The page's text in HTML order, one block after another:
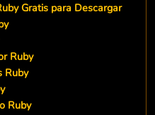
Gratis para Descargar
Ruby
Ruby
Ruby